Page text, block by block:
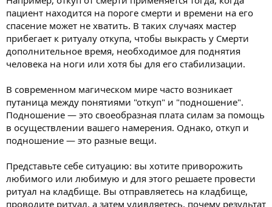
пациент находится на пороге смерти и времени на его
спасение может не хватить. В таких случаях мастер
прибегает к ритуалу откупа, чтобы выкрасть у Смерти
дополнительное время, необходимое для поднятия
человека на ноги или хотя бы для его стабилизации.
В современном магическом мире часто возникает
путаница между понятиями "откуп" и "подношение".
Подношение — это своеобразная плата силам за помощь
в осуществлении вашего намерения. Однако, откуп и
подношение — это разные вещи.
Представьте себе ситуацию: вы хотите приворожить
любимого или любимую и для этого решаете провести
ритуал на кладбище. Вы отправляетесь на кладбище,
проводите ритуал, а затем удивляетесь, почему результат